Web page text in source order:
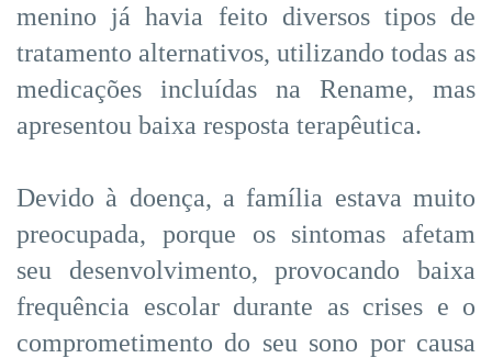
menino já havia feito diversos tipos de
tratamento alternativos, utilizando todas as
medicações incluídas na Rename, mas
apresentou baixa resposta terapêutica.
Devido à doença, a família estava muito
preocupada, porque os sintomas afetam
seu desenvolvimento, provocando baixa
frequência escolar durante as crises e o
comprometimento do seu sono por causa